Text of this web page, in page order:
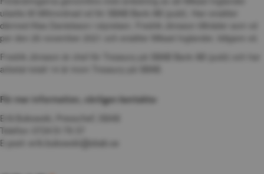
utsetts till tillförordnad vd för SBAB Bank AB (publ). Han ersätter
därmed Klas Danielsson i styrelsen. Fredrik Jönsson tillträder som vd
per den 26 november 2021 och ersätter Mikael Inglander, tidigare vd.
Fredrik Jönsson är chef för Treasury på SBAB Bank AB (publ) och har
arbetat totalt 14 år inom Treasury på SBAB.
För mer information, vänligen kontakta:
Erik Bukowski, Presschef, SBAB
Telefon: 0724 51 79 37
E-post: erik.bukowski@sbab.se